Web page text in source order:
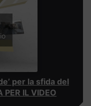
per la sfida del
IL VIDEO